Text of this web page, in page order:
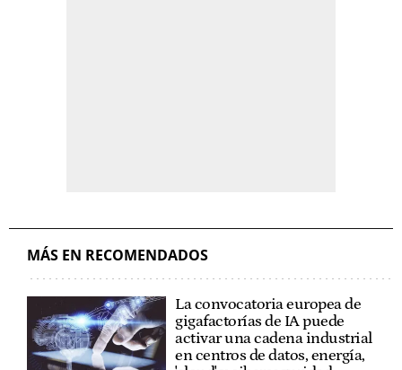
MÁS EN RECOMENDADOS
La convocatoria europea de
gigafactorías de IA puede
activar una cadena industrial
en centros de datos, energía,